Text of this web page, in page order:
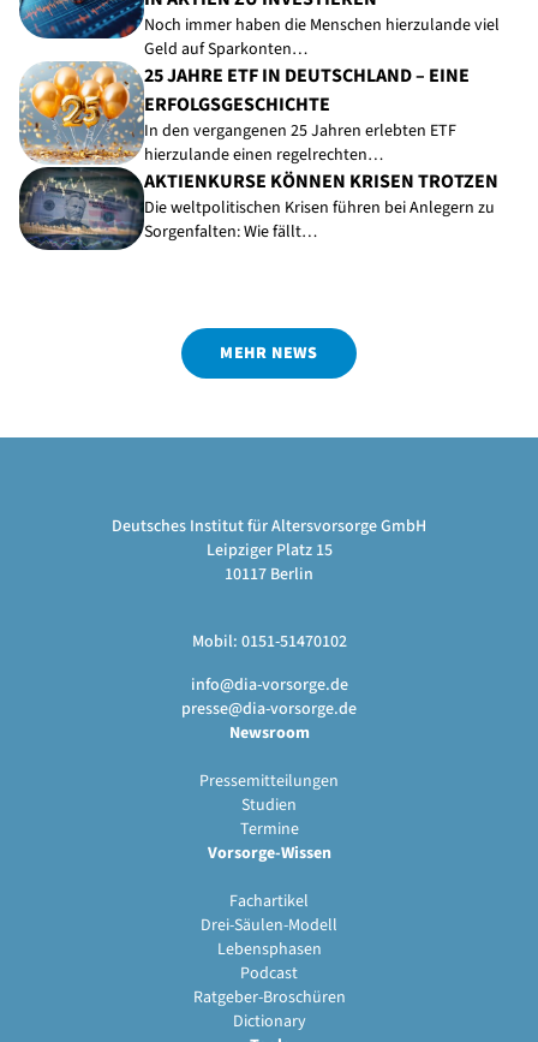
Noch immer haben die Menschen hierzulande viel
Geld auf Sparkonten…
25 JAHRE ETF IN DEUTSCHLAND – EINE
ERFOLGSGESCHICHTE
In den vergangenen 25 Jahren erlebten ETF
hierzulande einen regelrechten…
AKTIENKURSE KÖNNEN KRISEN TROTZEN
Die weltpolitischen Krisen führen bei Anlegern zu
Sorgenfalten: Wie fällt…
MEHR NEWS
Deutsches Institut für Altersvorsorge GmbH
Leipziger Platz 15
10117 Berlin
Mobil: 0151-51470102
info@dia-vorsorge.de
presse@dia-vorsorge.de
Newsroom
Pressemitteilungen
Studien
Termine
Vorsorge-Wissen
Fachartikel
Drei-Säulen-Modell
Lebensphasen
Podcast
Ratgeber-Broschüren
Dictionary